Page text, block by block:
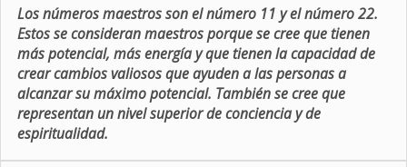
Los números maestros son el número 11 y el número 22.
Estos se consideran maestros porque se cree que tienen
más potencial, más energía y que tienen la capacidad de
crear cambios valiosos que ayuden a las personas a
alcanzar su máximo potencial. También se cree que
representan un nivel superior de conciencia y de
espiritualidad.